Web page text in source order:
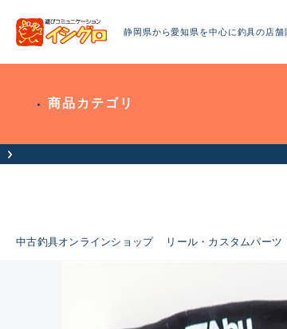
静岡県から愛知県を中心に釣具の店
商品カテゴリ
中古釣具オンラインショップ リール・カスタムパーツ